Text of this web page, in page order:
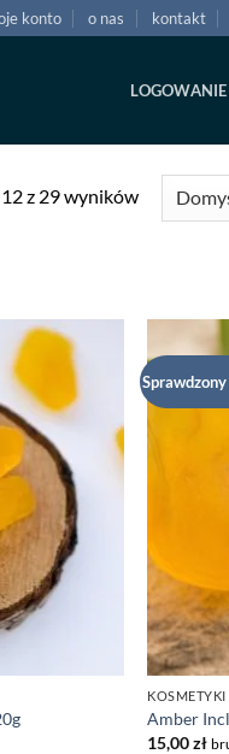
konto o nas kontakt
LOGOWANIE
z 29 wyników
do listy
życzeń
KOSMETYKI
Amber
15,00zł